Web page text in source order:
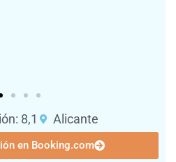
8,1 Alicante
en Booking.com